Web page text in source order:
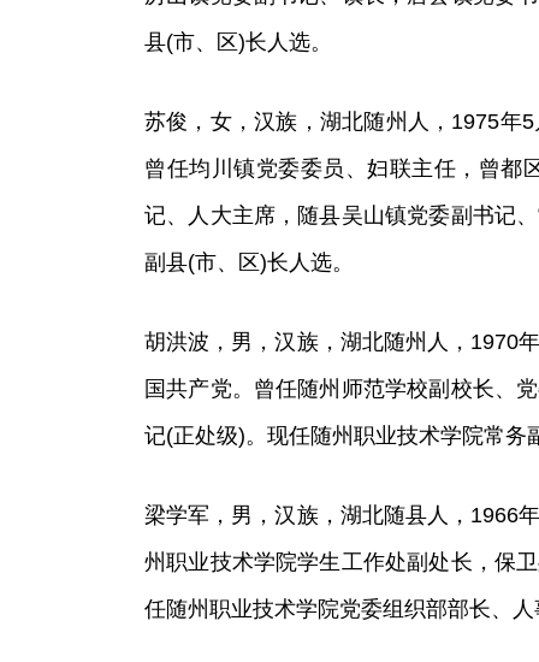
县(市、区)长人选。
苏俊，女，汉族，湖北随州人，1975年
曾任均川镇党委委员、妇联主任，曾都
记、人大主席，随县吴山镇党委副书记
副县(市、区)长人选。
胡洪波，男，汉族，湖北随州人，1970
国共产党。曾任随州师范学校副校长、
记(正处级)。现任随州职业技术学院常
梁学军，男，汉族，湖北随县人，1966
州职业技术学院学生工作处副处长，保
任随州职业技术学院党委组织部部长、